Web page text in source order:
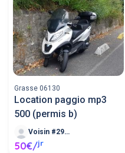
Grasse 06130
Location paggio mp3
500 (permis b)
Voisin #290221
50€/jr